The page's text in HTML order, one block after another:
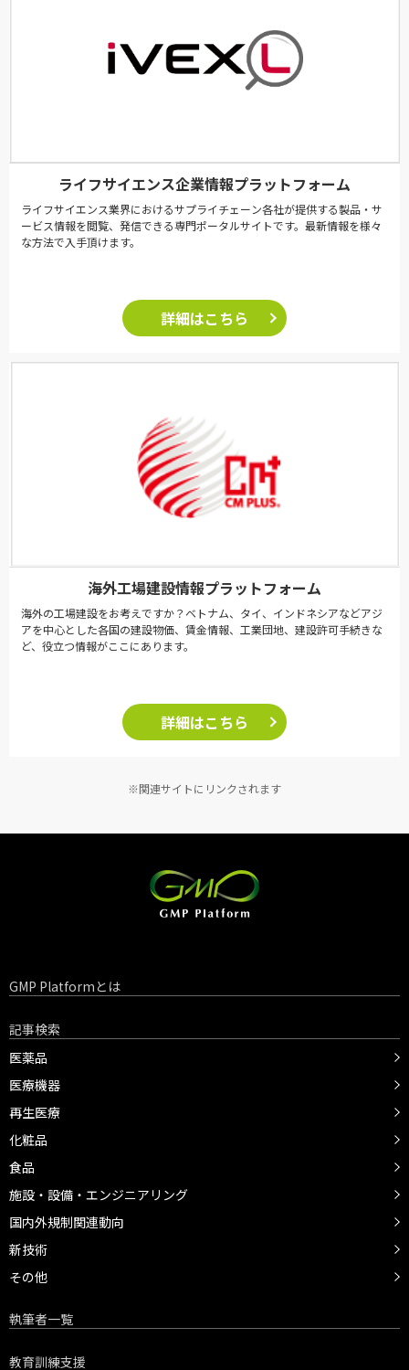
ライフサイエンス企業情報プラットフォーム
ライフサイエンス業界におけるサプライチェーン各社が提供する製品・サ
ービス情報を閲覧、発信できる専門ポータルサイトです。最新情報を様々
な方法で入手頂けます。
詳細はこちら
海外工場建設情報プラットフォーム
海外の工場建設をお考えですか？ベトナム、タイ、インドネシアなどアジ
アを中心とした各国の建設物価、賃金情報、工業団地、建設許可手続きな
ど、役立つ情報がここにあります。
詳細はこちら
※関連サイトにリンクされます
GMP Platformとは
記事検索
医薬品
医療機器
再生医療
化粧品
食品
施設・設備・エンジニアリング
国内外規制関連動向
新技術
その他
執筆者一覧
教育訓練支援